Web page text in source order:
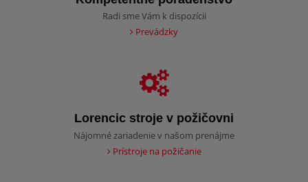
Radi sme Vám k dispozícii
Prevádzky
Lorencic stroje v požičovni
Nájomné zariadenie v našom prenájme
Prístroje na požičanie